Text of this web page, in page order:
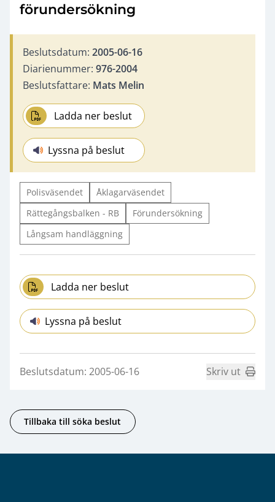
förundersökning
Beslutsdatum: 2005-06-16
Diarienummer: 976-2004
Beslutsfattare: Mats Melin
Ladda ner beslut
Lyssna på beslut
Polisväsendet
Åklagarväsendet
Rättegångsbalken - RB
Förundersökning
Långsam handläggning
Ladda ner beslut
Lyssna på beslut
Beslutsdatum: 2005-06-16 Skriv ut
Tillbaka till söka beslut